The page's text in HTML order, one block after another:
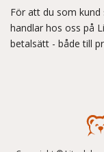
För att du som kund
handlar hos oss på
betalsätt - både till